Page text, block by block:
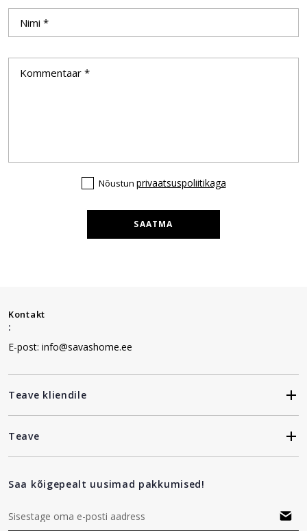
Nõustun privaatsuspoliitikaga
SAATMA
Kontakt
:
E-post: info@savashome.ee
Teave kliendile
Teave
Saa kõigepealt uusimad pakkumised!